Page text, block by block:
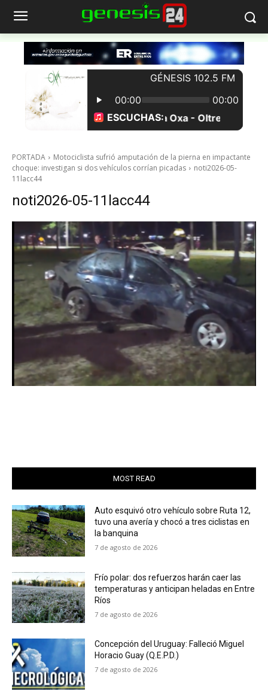
PORTADA
Motociclista sufrió amputación de la pierna en impactante
choque: investigan si dos vehículos corrían picadas
noti2026-05-
11lacc44
noti2026-05-11lacc44
MOST READ
Auto esquivó otro vehículo sobre Ruta 12,
tuvo una avería y chocó a tres ciclistas en
la banquina
7 de agosto de 2026
Frío polar: dos refuerzos harán caer las
temperaturas y anticipan heladas en Entre
Ríos
7 de agosto de 2026
Concepción del Uruguay: Falleció Miguel
Horacio Guay (Q.E.P.D.)
7 de agosto de 2026